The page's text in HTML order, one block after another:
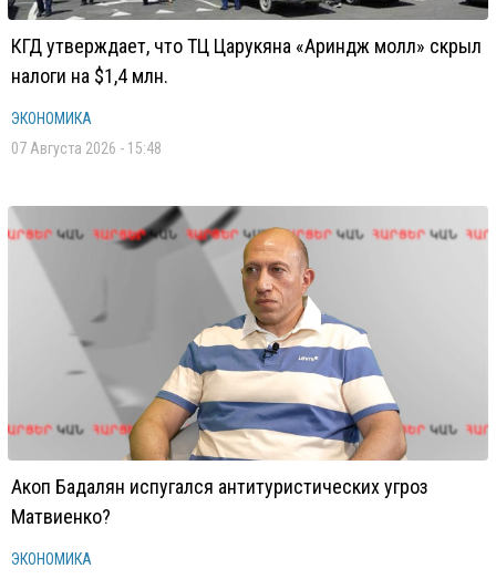
КГД утверждает, что ТЦ Царукяна «Ариндж молл» скрыл
налоги на $1,4 млн.
ЭКОНОМИКА
07 Августа 2026 - 15:48
Акоп Бадалян испугался антитуристических угроз
Матвиенко?
ЭКОНОМИКА